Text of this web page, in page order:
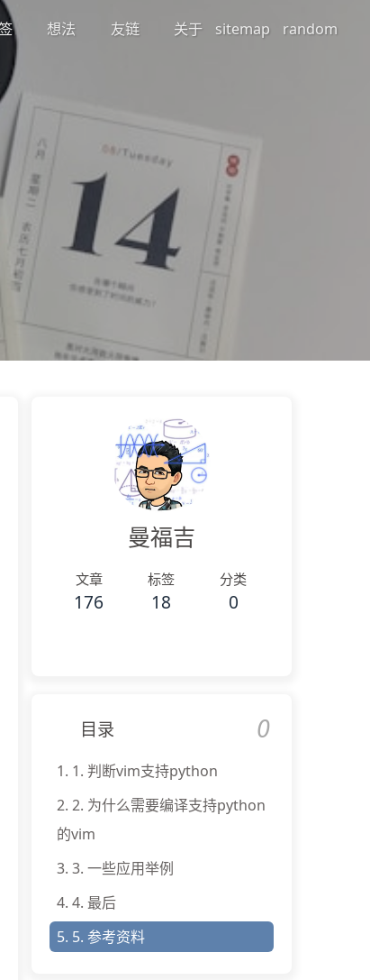
想法 友链 关于 sitemap random
曼福吉
文章
176
标签
18
分类
0
目录 0
1. 1. 判断vim支持python
2. 2. 为什么需要编译支持python
的vim
3. 3. 一些应用举例
4. 4. 最后
5. 5. 参考资料